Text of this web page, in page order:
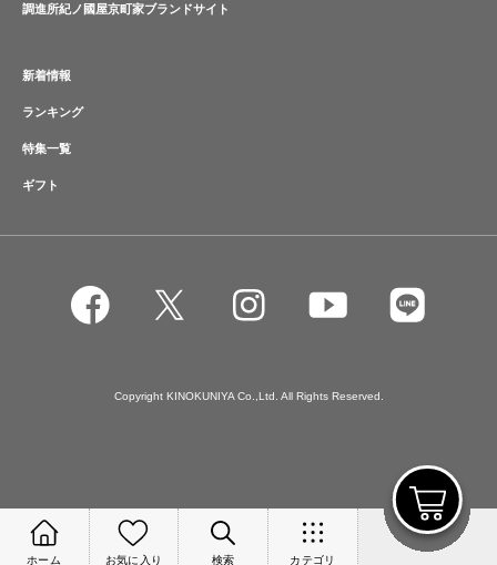
ホーム お気に入り 検索 カテゴリ
調進所紀ノ國屋京町家ブランドサイト
新着情報
ランキング
特集一覧
ギフト
Copyright KINOKUNIYA Co.,Ltd. All Rights Reserved.